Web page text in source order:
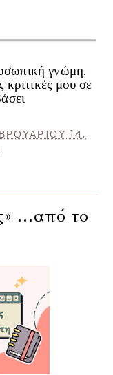
γνώμη.
κριτικές μου σε
14,
...από το